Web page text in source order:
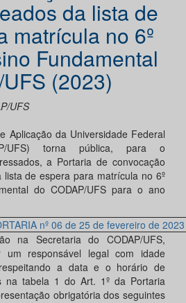
da lista de
matrícula no 6º
Fundamental
(2023)
UFS
Aplicação da Universidade Federal
UFS) torna pública, para o
a Portaria de convocação
de espera para matrícula no 6º
do CODAP/UFS para o ano
nº 06 de 25 de fevereiro de 2023
na Secretaria do CODAP/UFS,
responsável legal com idade
a data e o horário de
na tabela 1 do Art. 1º da Portaria
obrigatória dos seguintes